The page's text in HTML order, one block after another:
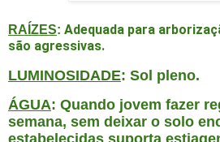
RAÍZES: Adequada para
são agressivas.
LUMINOSIDADE: Sol pleno.
ÁGUA: Quando jovem fazer
semana, sem deixar o solo